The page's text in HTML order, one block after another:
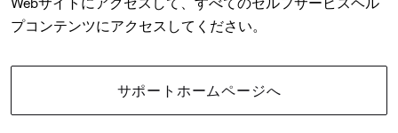
プコンテンツにアクセスしてください。
サポートホームページへ